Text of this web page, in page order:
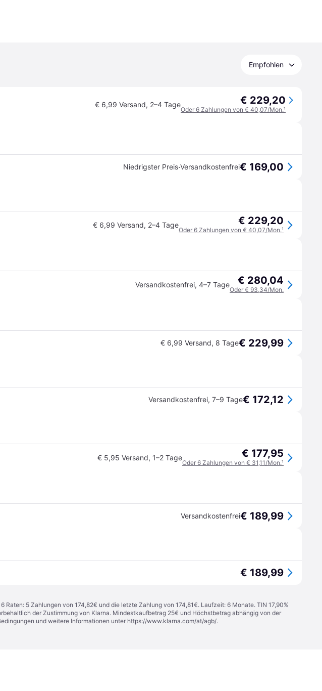
Empfohlen
€ 6,99 Versand, 2–4 Tage € 229,20
Oder 6 Zahlungen von € 40,07/Mon.¹
Niedrigster Preis·Versandkostenfrei€ 169,00
€ 6,99 Versand, 2–4 Tage € 229,20
Oder 6 Zahlungen von € 40,07/Mon.¹
Versandkostenfrei, 4–7 Tage € 280,04
Oder € 93,34/Mon.
€ 6,99 Versand, 8 Tage€ 229,99
Versandkostenfrei, 7–9 Tage€ 172,12
€ 5,95 Versand, 1–2 Tage € 177,95
Oder 6 Zahlungen von € 31,11/Mon.¹
Versandkostenfrei€ 189,99
€ 189,99
5 Zahlungen von 174,82€ und die letzte Zahlung von 174,81€. Laufzeit: 6 Monate. TIN 17,90%
der Zustimmung von Klarna. Mindestkaufbetrag 25€ und Höchstbetrag abhängig von der
und weitere Informationen unter https://www.klarna.com/at/agb/.